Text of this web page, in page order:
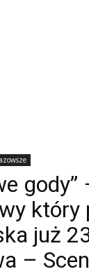
który
już
–